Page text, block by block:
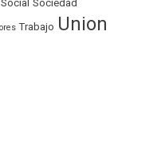
Sociedad
Trabajo Union